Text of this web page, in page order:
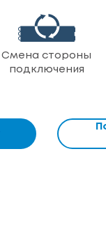
Смена стороны
подключения